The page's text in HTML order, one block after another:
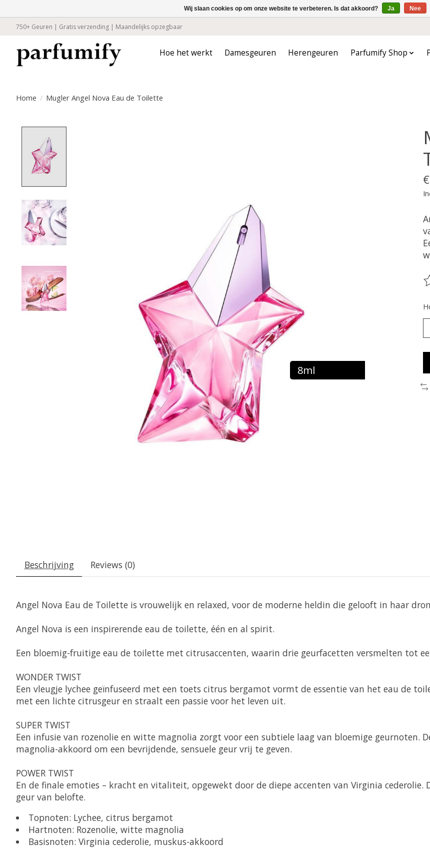
750+ Geuren | Gratis verzending | Maandelijks opzegbaar
Hoe het werkt Damesgeuren Herengeuren Parfumify Shop
Home / Mugler Angel Nova Eau de Toilette
8ml
Beschrijving Reviews (0)
Angel Nova Eau de Toilette is vrouwelijk en relaxed, voor de moderne heldin die gelooft in haar
Angel Nova is een inspirerende eau de toilette, één en al spirit.
Een bloemig-fruitige eau de toilette met citrusaccenten, waarin drie geurfacetten versmelten tot
WONDER TWIST
Een vleugje lychee geïnfuseerd met een toets citrus bergamot vormt de essentie van het eau de
met een lichte citrusgeur en straalt een passie voor het leven uit.
SUPER TWIST
Een infusie van rozenolie en witte magnolia zorgt voor een subtiele laag van bloemige geurnoten.
magnolia-akkoord om een bevrijdende, sensuele geur vrij te geven.
POWER TWIST
En de finale emoties – kracht en vitaliteit, opgewekt door de diepe accenten van Virginia
geur van belofte.
Topnoten: Lychee, citrus bergamot
Hartnoten: Rozenolie, witte magnolia
Basisnoten: Virginia cederolie, muskus-akkoord
Wij slaan cookies op om onze website te verbeteren. Is dat akkoord? Ja Nee